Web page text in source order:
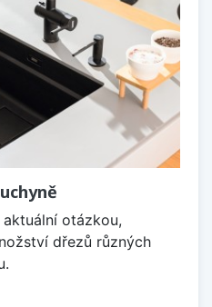
otázkou,
dřezů různých